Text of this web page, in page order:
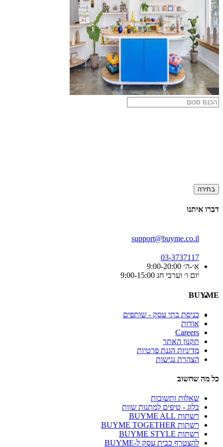
בחירה
דברו איתנו
support@buyme.co.il
03-3737117
א׳-ה׳ 9:00-20:00
יום ו׳ וערבי חג 9:00-15:00
BUYME
כניסת בתי עסק - שותפים
אודות
Careers
תקנון האתר
מדיניות הגנת פרטיות
הצהרת נגישות
כל מה שחשוב
שאלות ותשובות
בלוג - טיפים למתנות שוות
רשתות BUYME ALL
רשתות BUYME TOGETHER
רשתות BUYME STYLE
להצטרף כבית עסק ל-BUYME